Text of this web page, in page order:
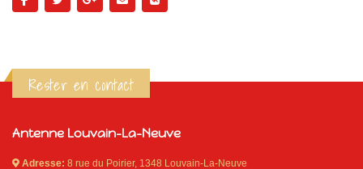
Rester en contact
Antenne Louvain-La-Neuve
Adresse: 8 rue du Poirier, 1348 Louvain-La-Neuve